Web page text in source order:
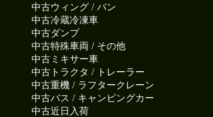
中古ウィング / バン
中古冷蔵冷凍車
中古ダンプ
中古特殊車両 / その他
中古ミキサー車
中古トラクタ / トレーラー
中古重機 / ラフタークレーン
中古バス / キャンピングカー
中古近日入荷